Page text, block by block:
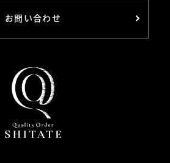
お問い合わせ